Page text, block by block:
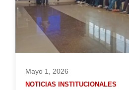
Mayo 1, 2026
NOTICIAS INSTITUCIONALES